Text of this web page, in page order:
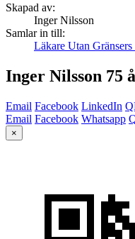
Skapad av:
Inger Nilsson
Samlar in till:
Läkare Utan Gränsers
Inger Nilsson 75
Email Facebook LinkedIn
Email Facebook Whatsapp
×